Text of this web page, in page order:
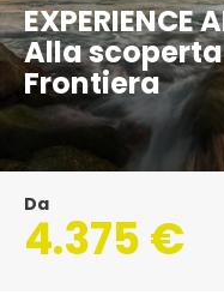
EXPERIENCE
Alla
Frontiera
Da
4.375 €